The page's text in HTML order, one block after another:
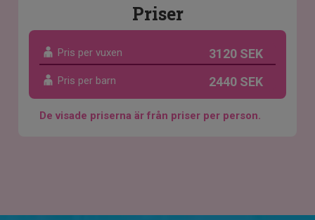
Priser
Pris per vuxen 3120 SEK
Pris per barn 2440 SEK
De visade priserna är från priser per person.